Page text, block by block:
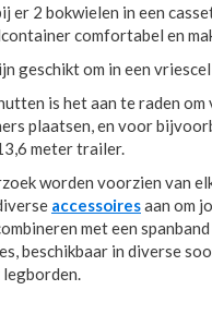
er 2 bokwielen in een
comfortabel en
geschikt om in een
is het aan te raden
plaatsen, en voor
meter trailer.
worden voorzien van
accessoiresaan om
met een
beschikbaar in diverse